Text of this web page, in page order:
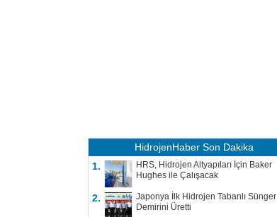
HidrojenHaber Son Dakika
1.
HRS, Hidrojen Altyapıları İçin Baker
Hughes ile Çalışacak
2.
Japonya İlk Hidrojen Tabanlı Sünger
Demirini Üretti